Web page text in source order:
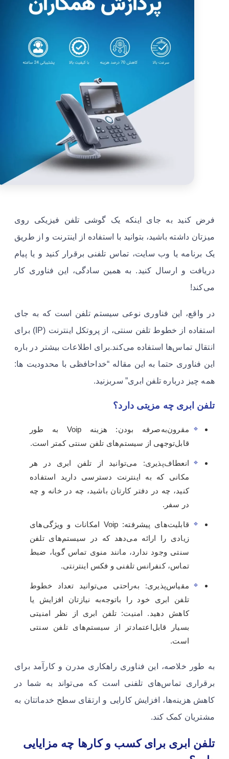
فرض کنید به جای اینکه یک گوشی تلفن فیزیکی روی
میزتان داشته باشید، بتوانید با استفاده از اینترنت و از طریق
یک برنامه یا وب سایت، تماس تلفنی برقرار کنید و یا پیام
دریافت و ارسال کنید. به همین سادگی، این فناوری کار
می‌کند!
در واقع، این فناوری نوعی سیستم تلفن است که به جای
استفاده از خطوط تلفن سنتی، از پروتکل اینترنت (IP) برای
انتقال تماس‌ها استفاده می‌کند.برای اطلاعات بیشتر در باره
این فناوری حتما به این مقاله “خداحافظی با محدودیت ها:
همه چیز درباره تلفن ابری” سربزنید.
تلفن ابری چه مزیتی دارد؟
مقرون‌به‌صرفه بودن: هزینه Voip به طور
قابل‌توجهی از سیستم‌های تلفن سنتی کمتر است.
انعطاف‌پذیری: می‌توانید از تلفن ابری در هر
مکانی که به اینترنت دسترسی دارید استفاده
کنید، چه در دفتر کارتان باشید، چه در خانه و چه
در سفر.
قابلیت‌های پیشرفته: Voip امکانات و ویژگی‌های
زیادی را ارائه می‌دهد که در سیستم‌های تلفن
سنتی وجود ندارد، مانند منوی تماس گویا، ضبط
تماس، کنفرانس تلفنی و فکس اینترنتی.
مقیاس‌پذیری: به‌راحتی می‌توانید تعداد خطوط
تلفن ابری خود را باتوجه‌به نیازتان افزایش یا
کاهش دهید. امنیت: تلفن ابری از نظر امنیتی
بسیار قابل‌اعتمادتر از سیستم‌های تلفن سنتی
است.
به طور خلاصه، این فناوری راهکاری مدرن و کارآمد برای
برقراری تماس‌های تلفنی است که می‌تواند به شما در
کاهش هزینه‌ها، افزایش کارایی و ارتقای سطح خدماتتان به
مشتریان کمک کند.
تلفن ابری برای کسب و کارها چه مزایایی